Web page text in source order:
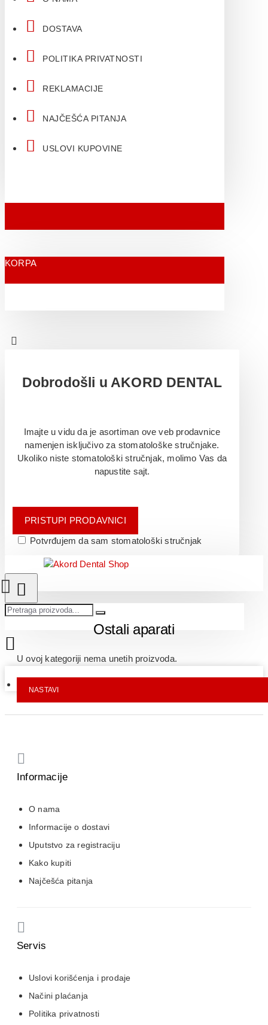
DOSTAVA
POLITIKA PRIVATNOSTI
REKLAMACIJE
NAJČEŠĆA PITANJA
USLOVI KUPOVINE
KORPA
Dobrodošli u AKORD DENTAL
Imajte u vidu da je asortiman ove veb prodavnice
namenjen isključivo za stomatološke stručnjake.
Ukoliko niste stomatološki stručnjak, molimo Vas da
napustite sajt.
PRISTUPI PRODAVNICI
Potvrđujem da sam stomatološki stručnjak
Ostali aparati
U ovoj kategoriji nema unetih proizvoda.
NASTAVI
Informacije
O nama
Informacije o dostavi
Uputstvo za registraciju
Kako kupiti
Najčešća pitanja
Servis
Uslovi korišćenja i prodaje
Načini plaćanja
Politika privatnosti